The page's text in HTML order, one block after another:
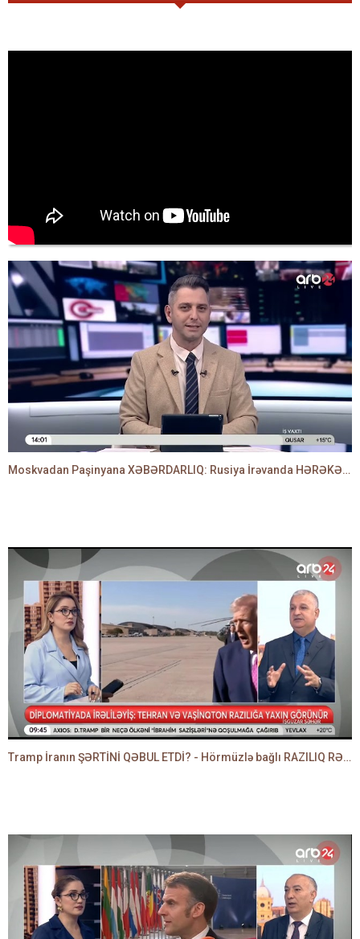
Moskvadan Paşinyana XƏBƏRDARLIQ: Rusiya İrəvanda HƏRƏKƏTƏ KEÇDİ - TAMİLLA QULAMİ danışır
Tramp İranın ŞƏRTİNİ QƏBUL ETDİ? - Hörmüzlə bağlı RAZILIQ RƏSMƏN AÇIQLANIR -BAKİR HƏDƏNBƏYLİ danışır